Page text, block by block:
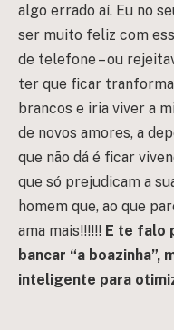
algo errado aí. Eu no
ser muito feliz com
de telefone – ou
ter que ficar
brancos e iria viver a
de novos amores, a
que não dá é ficar
que só prejudicam a
homem que, ao que
ama mais!!!!!! E te falo
bancar “a boazinha”,
inteligente para